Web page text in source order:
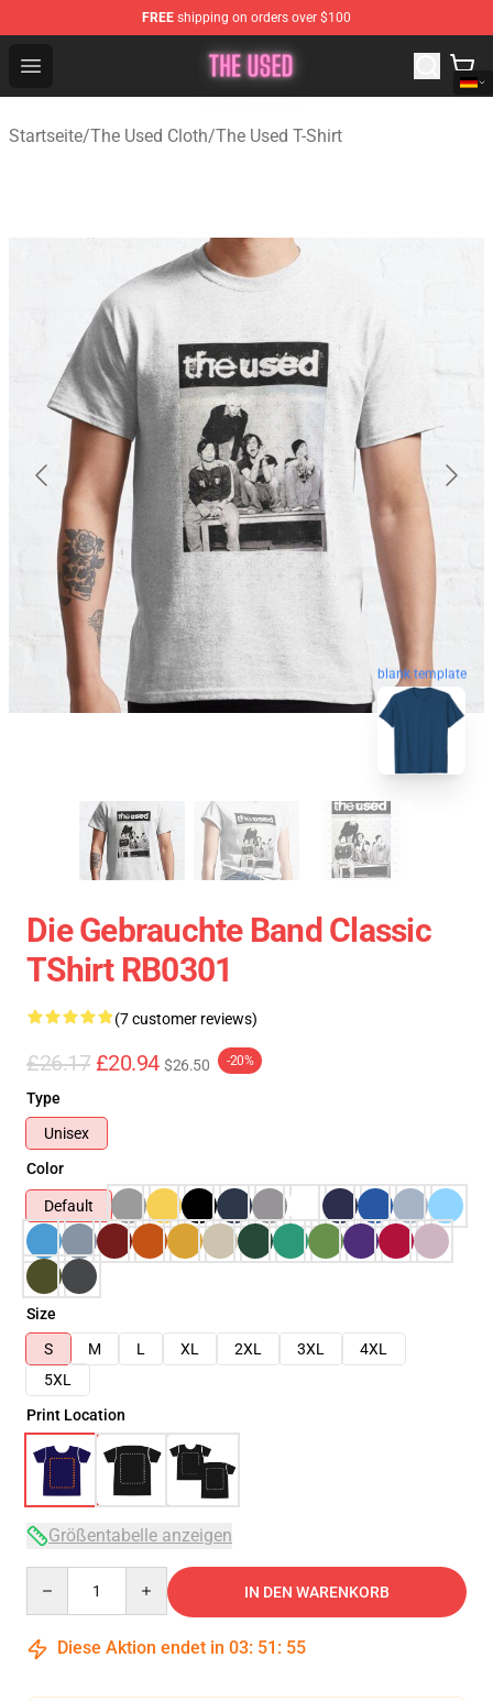
FREE shipping on orders over $100
Open menu
The Used Store - Official The Used Merchandise Shop
Startseite/The Used Cloth/The Used T-Shirt
blank template
Die Gebrauchte Band Classic
TShirt RB0301
(7 customer reviews)
£26.17 £20.94 $26.50 -20%
Type
Unisex
Color
Default
Size
S
M L XL 2XL 3XL
4XL
5XL
Print Location
Größentabelle anzeigen
IN DEN WARENKORB
Diese Aktion endet in 03: 51 : 54